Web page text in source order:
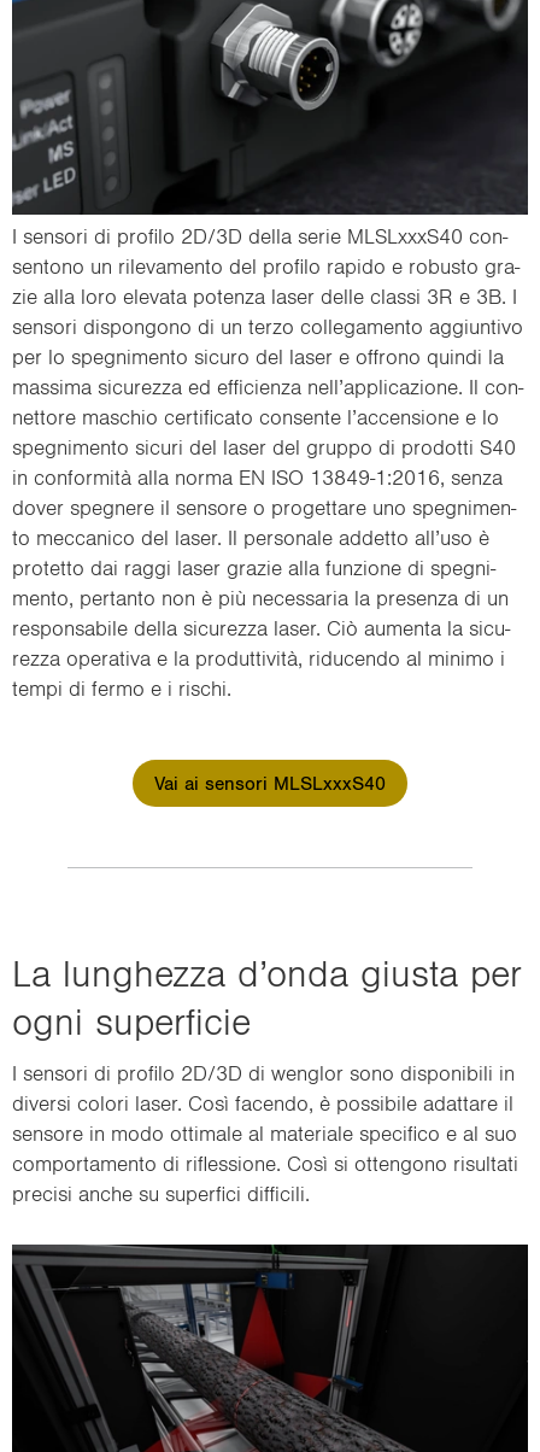
I sen­so­ri di pro­fi­lo 2D/3D della serie ML­SL­x­x­xS40 con­
sen­to­no un ri­le­va­men­to del pro­fi­lo ra­pi­do e ro­bu­sto gra­
zie alla loro ele­va­ta po­ten­za laser delle clas­si 3R e 3B. I
sen­so­ri di­spon­go­no di un terzo col­le­ga­men­to ag­giun­ti­vo
per lo spe­gni­men­to si­cu­ro del laser e of­fro­no quin­di la
mas­si­ma si­cu­rez­za ed ef­fi­cien­za nell’ap­pli­ca­zio­ne. Il con­
net­to­re ma­schio cer­ti­fi­ca­to con­sen­te l’ac­cen­sio­ne e lo
spe­gni­men­to si­cu­ri del laser del grup­po di pro­dot­ti S40
in conformità alla norma EN ISO 13849-1:2016, senza
dover spe­gne­re il sen­so­re o pro­get­ta­re uno spe­gni­men­
to mec­ca­ni­co del laser. Il per­so­na­le ad­det­to all’uso è
pro­tet­to dai raggi laser gra­zie alla fun­zio­ne di spe­gni­
men­to, per­tan­to non è più ne­ces­sa­ria la pre­sen­za di un
re­spon­sa­bi­le della si­cu­rez­za laser. Ciò au­men­ta la si­cu­
rez­za ope­ra­ti­va e la produttività, ri­du­cen­do al mi­ni­mo i
tempi di fermo e i ri­schi.
Vai ai sensori MLSLxxxS40
La lun­ghez­za d’onda giu­sta per
ogni su­per­fi­cie
I sen­so­ri di pro­fi­lo 2D/3D di wen­glor sono di­spo­ni­bi­li in
di­ver­si co­lo­ri laser. Così fa­cen­do, è pos­si­bi­le adat­ta­re il
sen­so­re in modo ot­ti­ma­le al ma­te­ria­le spe­ci­fi­co e al suo
com­por­ta­men­to di ri­fles­sio­ne. Così si ot­ten­go­no ri­sul­ta­ti
pre­ci­si anche su su­per­fi­ci dif­fi­ci­li.